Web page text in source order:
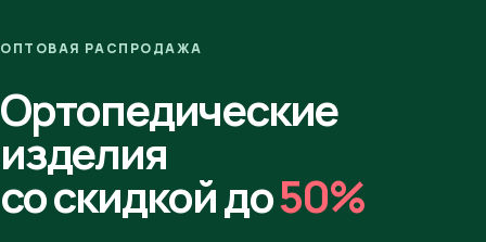
ОПТОВАЯ РАСПРОДАЖА
Ортопедические
изделия
со скидкой до50%